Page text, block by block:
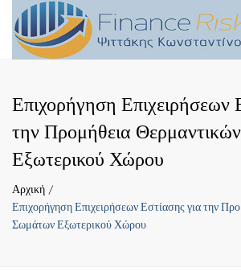
Επιχορήγηση Επιχειρήσεων
την Προμήθεια
Εξωτερικού Χώρου
Αρχική
Επιχορήγηση Επιχειρήσεων Εστίασης για την
Σωμάτων Εξωτερικού Χώρου